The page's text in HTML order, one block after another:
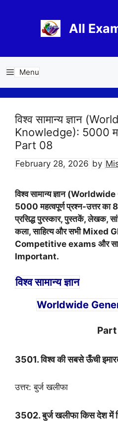
All
Menu
विश्व सामान्य ज्ञान
Knowledge): 5000
Part 08
February 28, 2026 by
विश्व सामान्य ज्ञान
5000 महत्वपूर्ण प्रश्न-उत्तर का
प्रसिद्ध पुरस्कार, पुस्तकें, लेखक,
कला, साहित्य और सभी Mixed
Competitive exams और
Important.
विश्व सामान्य ज्ञान
Worldwide
3501. विश्व की सबसे ऊँची
उत्तर: बुर्ज खलीफा
3502. बुर्ज खलीफा किस देश में